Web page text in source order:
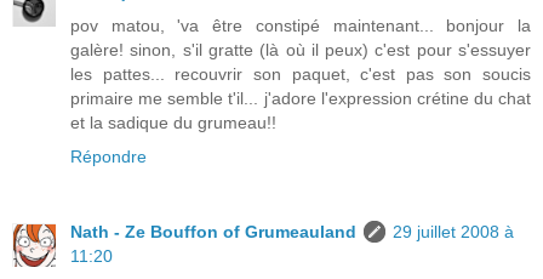
pov matou, 'va être constipé maintenant... bonjour la
galère! sinon, s'il gratte (là où il peux) c'est pour s'essuyer
les pattes... recouvrir son paquet, c'est pas son soucis
primaire me semble t'il... j'adore l'expression crétine du chat
et la sadique du grumeau!!
Répondre
Nath - Ze Bouffon of Grumeauland
29 juillet 2008 à
11:20